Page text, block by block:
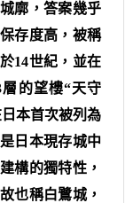
廓，答案幾乎
存度高，被稱
14世紀，並在
的望樓“天守
日本首次被列為
日本現存城中
構的獨特性，
也稱白鷺城，